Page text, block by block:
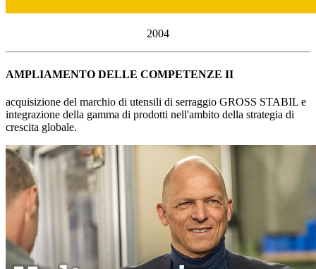
2004
AMPLIAMENTO DELLE COMPETENZE II
acquisizione del marchio di utensili di serraggio GROSS STABIL e
integrazione della gamma di prodotti nell'ambito della strategia di
crescita globale.